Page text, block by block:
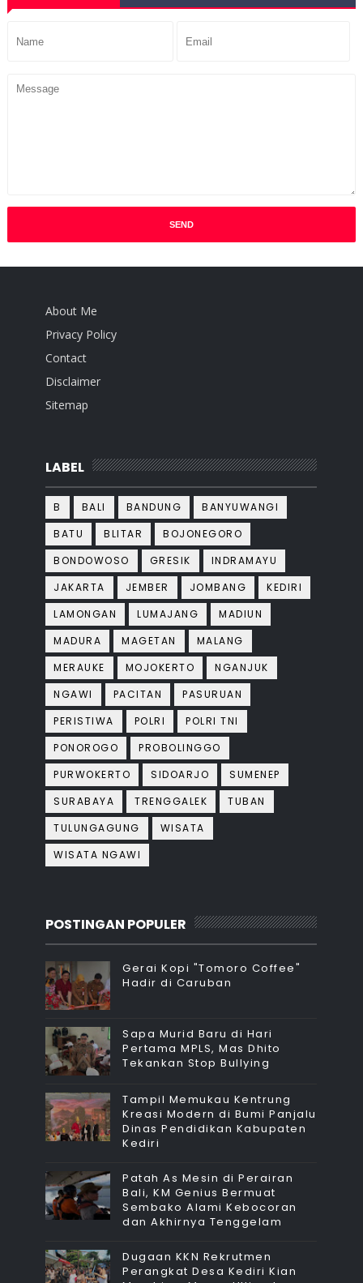
About Me
Privacy Policy
Contact
Disclaimer
Sitemap
LABEL
B BALI BANDUNG
BANYUWANGI
BATU
BLITAR
BOJONEGORO
BONDOWOSO
GRESIK
INDRAMAYU
JAKARTA
JEMBER JOMBANG
KEDIRI
LAMONGAN
LUMAJANG
MADIUN
MADURA
MAGETAN
MALANG
MERAUKE
MOJOKERTO
NGANJUK
NGAWI
PACITAN
PASURUAN
PERISTIWA
POLRI
POLRI TNI
PONOROGO
PROBOLINGGO
PURWOKERTO
SIDOARJO
SUMENEP
SURABAYA
TRENGGALEK
TUBAN
TULUNGAGUNG
WISATA
WISATA NGAWI
POSTINGAN POPULER
Gerai Kopi "Tomoro Coffee"
Hadir di Caruban
Sapa Murid Baru di Hari
Pertama MPLS, Mas Dhito
Tekankan Stop Bullying
Tampil Memukau Kentrung
Kreasi Modern di Bumi Panjalu
Dinas Pendidikan Kabupaten
Kediri
Patah As Mesin di Perairan
Bali, KM Genius Bermuat
Sembako Alami Kebocoran
dan Akhirnya Tenggelam
Dugaan KKN Rekrutmen
Perangkat Desa Kediri Kian